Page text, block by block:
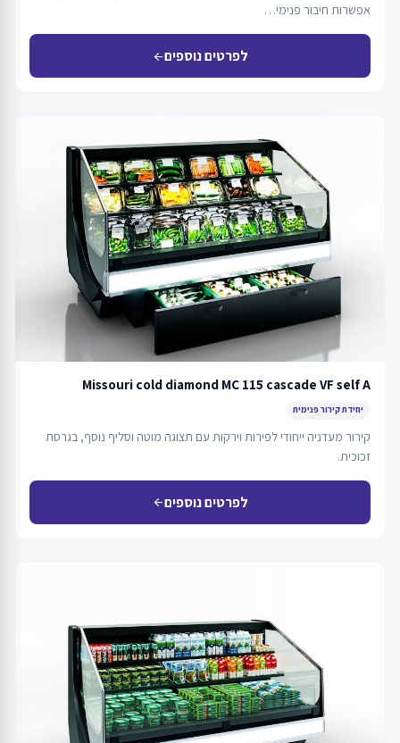
אפשרות חיבור פנימי…
לפרטים נוספיםarrow_back
Missouri cold diamond MC 115 cascade VF self A
יחידת קירור פנימית
קירור מעדניה ייחודי לפירות וירקות עם תצוגה מוטה וסליף נוסף, בגרסת
זכוכית.
לפרטים נוספיםarrow_back